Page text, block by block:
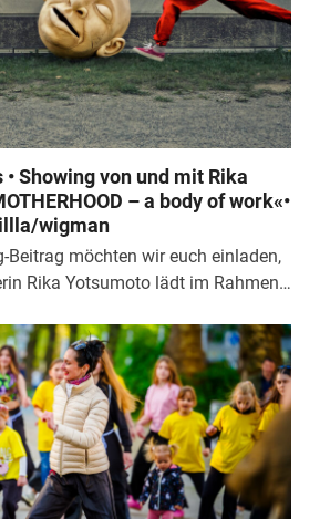
Showing von und mit Rika
– a body of work«•
wigman
Beitrag möchten wir euch einladen,
Rika Yotsumoto lädt im Rahmen…